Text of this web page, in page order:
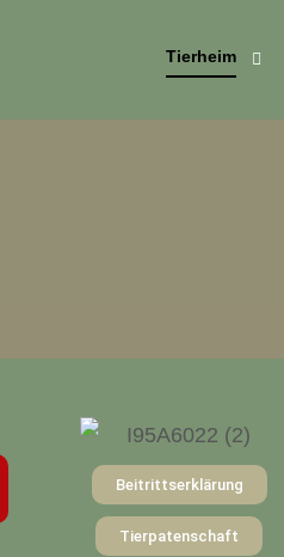
Tierheim
Beitrittserklärung
Tierpatenschaft